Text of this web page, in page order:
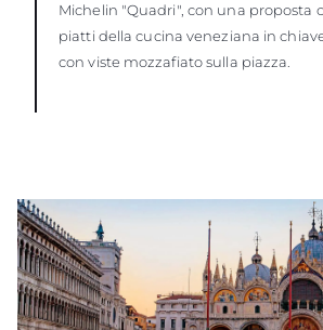
Michelin "Quadri", con una proposta
piatti della cucina veneziana in
con viste mozzafiato sulla piazza.